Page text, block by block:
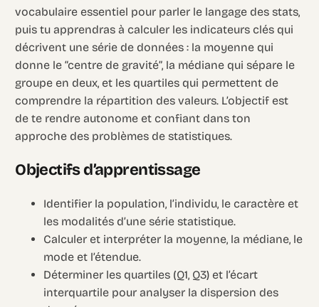
vocabulaire essentiel pour parler le langage des stats,
puis tu apprendras à calculer les indicateurs clés qui
décrivent une série de données : la moyenne qui
donne le “centre de gravité”, la médiane qui sépare le
groupe en deux, et les quartiles qui permettent de
comprendre la répartition des valeurs. L’objectif est
de te rendre autonome et confiant dans ton
approche des problèmes de statistiques.
Objectifs d’apprentissage
Identifier la population, l’individu, le caractère et
les modalités d’une série statistique.
Calculer et interpréter la moyenne, la médiane, le
mode et l’étendue.
Déterminer les quartiles (Q1, Q3) et l’écart
interquartile pour analyser la dispersion des